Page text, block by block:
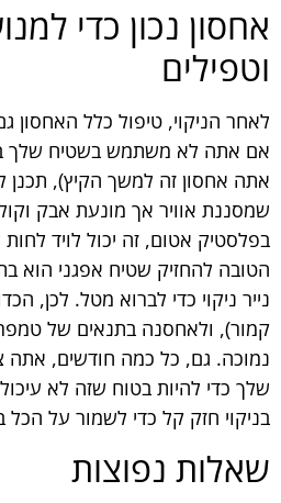
אחסון נכון כדי
וטפילים
לאחר הניקוי, טיפול כלל האחסון
אם אתה לא משתמש בשטיח שלך
אתה אחסון זה למשך הקיץ), תכנן
שמסננת אוויר אך מונעת אבק
בפלסטיק אטום, זה יכול לויד
הטובה להחזיק שטיח אפגני הוא
נייר ניקוי כדי לברוא מטל. לכן,
קמור), ולאחסנה בתנאים של
נמוכה. גם, כל כמה חודשים, אתה
שלך כדי להיות בטוח שזה לא
בניקוי חזק קל כדי לשמור על הכל
שאלות נפוצות